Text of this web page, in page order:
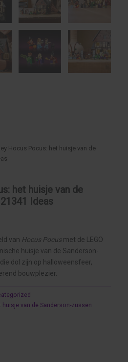
Hocus Pocus: het huisje van de
het huisje van de
Ideas
$88.65.
van Hocus Pocus met de LEGO
huisje van de Sanderson-
dol zijn op halloween­sfeer,
bouwplezier.
van de Sanderson-zussen